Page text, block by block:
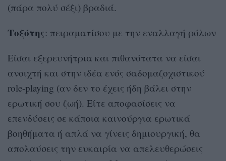
(πάρα πολύ σέξι) βραδιά.
Τοξότης: πειραματίσου με την εναλλαγή ρόλων
Είσαι εξερευνήτρια και πιθανότατα να είσαι
ανοιχτή και στην ιδέα ενός σαδομαζοχιστικού
role-playing (αν δεν το έχεις ήδη βάλει στην
ερωτική σου ζωή). Είτε αποφασίσεις να
επενδύσεις σε κάποια καινούργια ερωτικά
βοηθήματα ή απλά να γίνεις δημιουργική, θα
απολαύσεις την ευκαιρία να απελευθερώσεις